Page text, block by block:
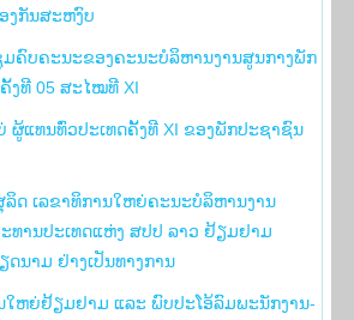
ງກັນສະຫງົບ
ມຄົບຄະນະຂອງຄະນະບໍລິຫານງານສູນກາງພັກ
ງທີ 05 ສະໄໝທີ XI
ຜູ້ແທນທົ່ວປະເທດຄັ້ງທີ XI ຂອງພັກປະຊາຊົນ
ດ ເລຂາທິການໃຫຍ່ຄະນະບໍລິຫານງານ
ທານປະເທດແຫ່ງ ສປປ ລາວ ຢ້ຽມຢາມ
ນາມ ຢ່າງເປັນທາງການ
ໃຫຍ່ຢ້ຽມຢາມ ແລະ ພົບປະໂອ້ລົມພະນັກງານ-